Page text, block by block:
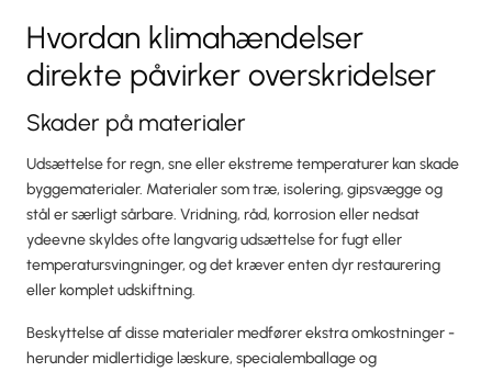
Hvordan klimahændelser
direkte påvirker overskridelser
Skader på materialer
Udsættelse for regn, sne eller ekstreme temperaturer kan skade
byggematerialer. Materialer som træ, isolering, gipsvægge og
stål er særligt sårbare. Vridning, råd, korrosion eller nedsat
ydeevne skyldes ofte langvarig udsættelse for fugt eller
temperatursvingninger, og det kræver enten dyr restaurering
eller komplet udskiftning.
Beskyttelse af disse materialer medfører ekstra omkostninger -
herunder midlertidige læskure, specialemballage og